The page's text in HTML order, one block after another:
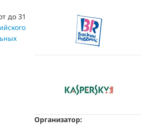
до 31
Организатор: